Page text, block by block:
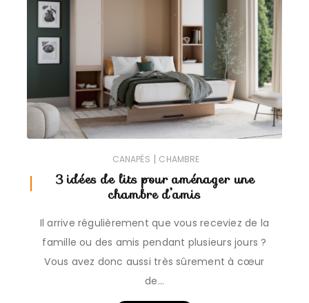
CANAPÉS | CHAMBRE
3 idées de lits pour aménager une
chambre d’amis
Il arrive régulièrement que vous receviez de la
famille ou des amis pendant plusieurs jours ?
Vous avez donc aussi très sûrement à cœur
de…